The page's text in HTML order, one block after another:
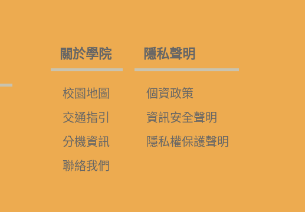
關於學院
校園地圖
交通指引
分機資訊
聯絡我們
隱私聲明
個資政策
資訊安全聲明
隱私權保護聲明